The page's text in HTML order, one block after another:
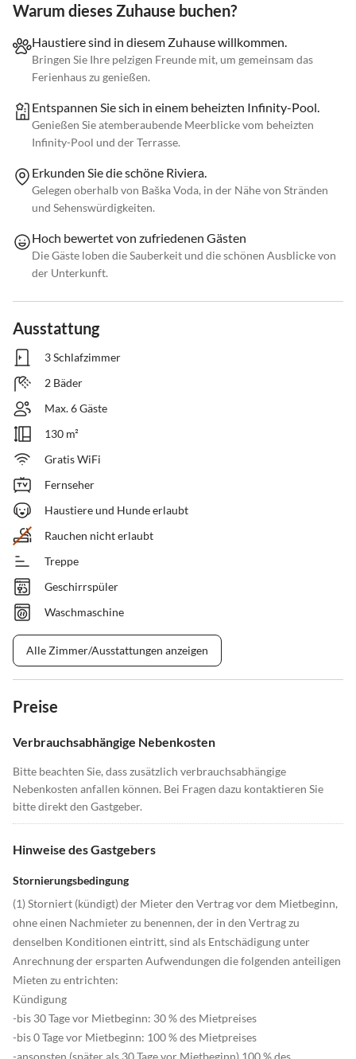
Warum dieses Zuhause buchen?
Haustiere sind in diesem Zuhause willkommen.
Bringen Sie Ihre pelzigen Freunde mit, um gemeinsam das
Ferienhaus zu genießen.
Entspannen Sie sich in einem beheizten Infinity-Pool.
Genießen Sie atemberaubende Meerblicke vom beheizten
Infinity-Pool und der Terrasse.
Erkunden Sie die schöne Riviera.
Gelegen oberhalb von Baška Voda, in der Nähe von Stränden
und Sehenswürdigkeiten.
Hoch bewertet von zufriedenen Gästen
Die Gäste loben die Sauberkeit und die schönen Ausblicke von
der Unterkunft.
Ausstattung
3 Schlafzimmer
2 Bäder
Max. 6 Gäste
130 m²
Gratis WiFi
Fernseher
Haustiere und Hunde erlaubt
Rauchen nicht erlaubt
Treppe
Geschirrspüler
Waschmaschine
Alle Zimmer/Ausstattungen anzeigen
Preise
Verbrauchsabhängige Nebenkosten
Bitte beachten Sie, dass zusätzlich verbrauchsabhängige
Nebenkosten anfallen können. Bei Fragen dazu kontaktieren Sie
bitte direkt den Gastgeber.
Hinweise des Gastgebers
Stornierungsbedingung
(1) Storniert (kündigt) der Mieter den Vertrag vor dem Mietbeginn,
ohne einen Nachmieter zu benennen, der in den Vertrag zu
denselben Konditionen eintritt, sind als Entschädigung unter
Anrechnung der ersparten Aufwendungen die folgenden anteiligen
Mieten zu entrichten:
Kündigung
-bis 30 Tage vor Mietbeginn: 30 % des Mietpreises
-bis 0 Tage vor Mietbeginn: 100 % des Mietpreises